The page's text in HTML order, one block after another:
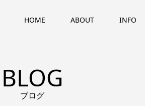
HOME ABOUT INFO
BLOG
ブログ